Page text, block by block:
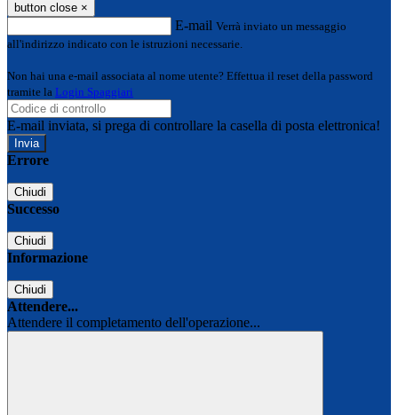
button close ×
E-mail Verrà inviato un messaggio
all'indirizzo indicato con le istruzioni necessarie.
Non hai una e-mail associata al nome utente? Effettua il reset della password
tramite la Login Spaggiari
E-mail inviata, si prega di controllare la casella di posta elettronica!
Errore
Chiudi
Successo
Chiudi
Informazione
Chiudi
Attendere...
Attendere il completamento dell'operazione...